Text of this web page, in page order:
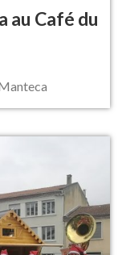
au Café du